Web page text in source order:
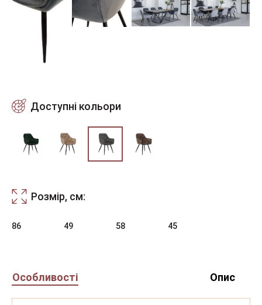
Доступні кольори
Розмір, см:
86 49 58 45
Особливості Опис